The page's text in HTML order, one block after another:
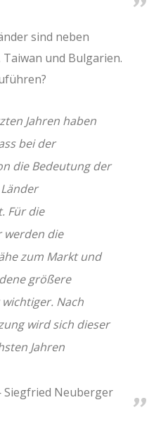
sind neben
Taiwan und Bulgarien.
Jahren haben
bei der
die Bedeutung der
Für die
werden die
zum Markt und
größere
Nach
wird sich dieser
Jahren
Siegfried Neuberger